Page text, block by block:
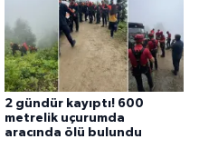
2 gündür kayıptı! 600
metrelik uçurumda
aracında ölü bulundu